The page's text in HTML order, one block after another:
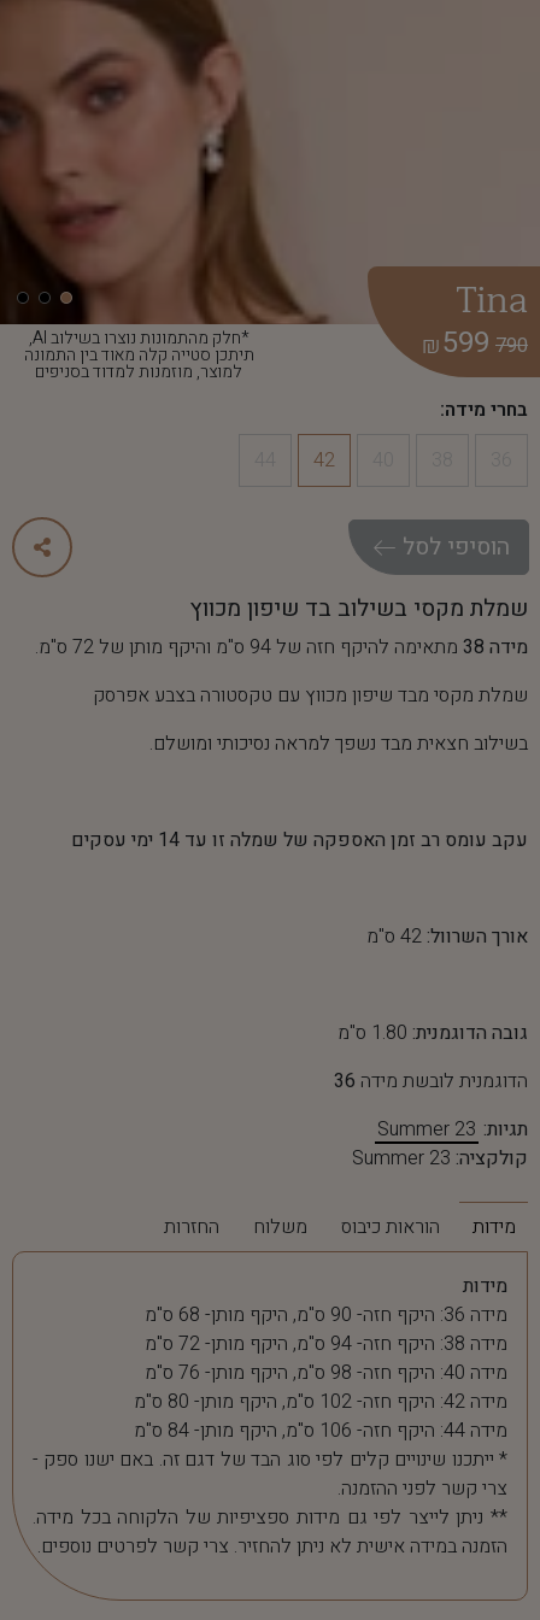
*חלק מהתמונות נוצרו בשילוב AI,
תיתכן סטייה קלה מאוד בין התמונה
למוצר, מוזמנות למדוד בסניפים
Tina
790
599
₪
בחרי מידה:
42
הוסיפי לסל
שמלת מקסי בשילוב בד שיפון מכווץ
מידה 38
מתאימה להיקף חזה של 94 ס"מ והיקף מותן של 72 ס"מ.
שמלת מקסי מבד שיפון מכווץ עם טקסטורה בצבע אפרסק
בשילוב חצאית מבד נשפך למראה נסיכותי ומושלם.
עקב עומס רב זמן האספקה של שמלה זו עד 14 ימי עסקים
אורך השרוול: 42 ס"מ
גובה הדוגמנית: 1.80 ס"מ
הדוגמנית לובשת מידה 36
תגיות: Summer 23
קולקציה: Summer 23
מידות הוראות כיבוס משלוח החזרות
מידות
מידה 36: היקף חזה- 90 ס"מ, היקף מותן- 68 ס"מ
מידה 38: היקף חזה- 94 ס"מ, היקף מותן- 72 ס"מ
מידה 40: היקף חזה- 98 ס"מ, היקף מותן- 76 ס"מ
מידה 42: היקף חזה- 102 ס"מ, היקף מותן- 80 ס"מ
מידה 44: היקף חזה- 106 ס"מ, היקף מותן- 84 ס"מ
* ייתכנו שינויים קלים לפי סוג הבד של דגם זה. באם ישנו ספק -
צרי קשר לפני ההזמנה.
** ניתן לייצר לפי גם מידות ספציפיות של הלקוחה בכל מידה.
הזמנה במידה אישית לא ניתן להחזיר. צרי קשר לפרטים נוספים.